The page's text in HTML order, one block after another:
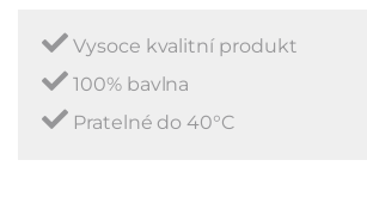
Vysoce kvalitní produkt
100% bavlna
Pratelné do 40°C